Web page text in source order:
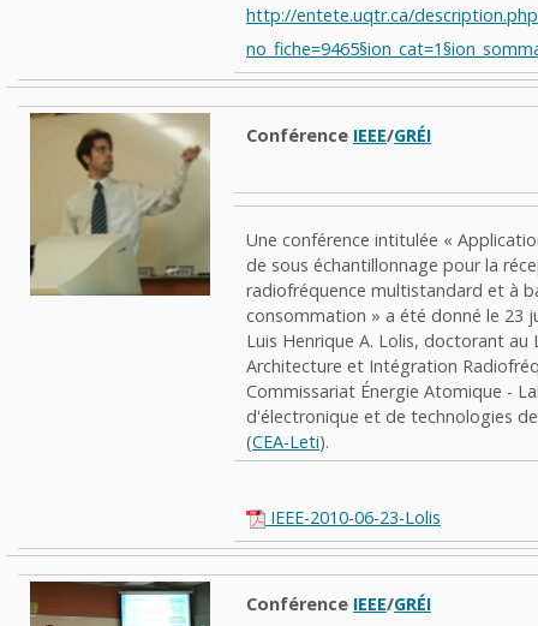
http://entete.uqtr.ca/
Conférence IEEE/GRÉI
Une conférence intitulée «
de sous échantillonnage pour la
radiofréquence multistandard et à
consommation » a été donné le 23
Luis Henrique A. Lolis, doctorant au
Architecture et Intégration
Commissariat Énergie Atomique -
d'électronique et de technologies
(CEA-Leti).
IEEE-2010-06-23-Lolis
Conférence IEEE/GRÉI